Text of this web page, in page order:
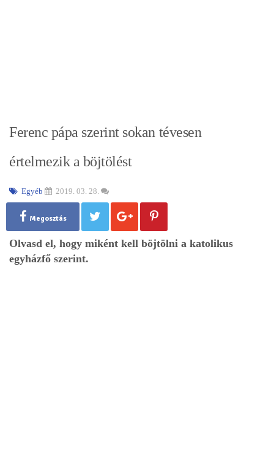
Ferenc pápa szerint sokan tévesen
értelmezik a böjtölést
Egyéb 2019. 03. 28.
Megosztás
Olvasd el, hogy miként kell böjtölni a katolikus
egyházfő szerint.